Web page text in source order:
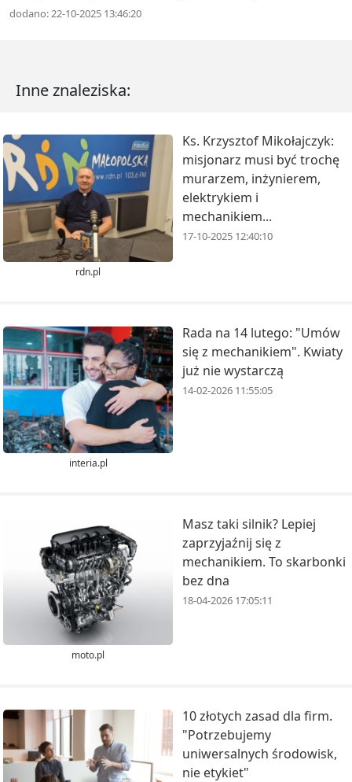
dodano: 22-10-2025 13:46:20
Inne znaleziska:
rdn.pl
Ks. Krzysztof Mikołajczyk:
misjonarz musi być trochę
murarzem, inżynierem,
elektrykiem i
mechanikiem...
17-10-2025 12:40:10
interia.pl
Rada na 14 lutego: "Umów
się z mechanikiem". Kwiaty
już nie wystarczą
14-02-2026 11:55:05
moto.pl
Masz taki silnik? Lepiej
zaprzyjaźnij się z
mechanikiem. To skarbonki
bez dna
18-04-2026 17:05:11
10 złotych zasad dla firm.
"Potrzebujemy
uniwersalnych środowisk,
nie etykiet"